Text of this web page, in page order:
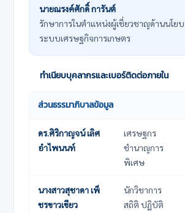
นายณรงค์ศักดิ์ การันต์
รักษาการในตำแหน่งผู้เชี่ยวชาญด้านนโย
ระบบเศรษฐกิจการเกษตร
ทำเนียบบุคลากรและเบอร์ติดต่อภายใน
ส่วนธรรมาภิบาลข้อมูล
ชื่อ-นามสกุล
ตำแหน่ง
ดร.ศิริกาญจน์ เลิศ
อำไพนนท์
เศรษฐกร
ชำนาญการ
พิเศษ
นางสาวสุชาดา เพ็
ชรขาวเขียว
นักวิชาการ
สถิติ ปฏิบัติ